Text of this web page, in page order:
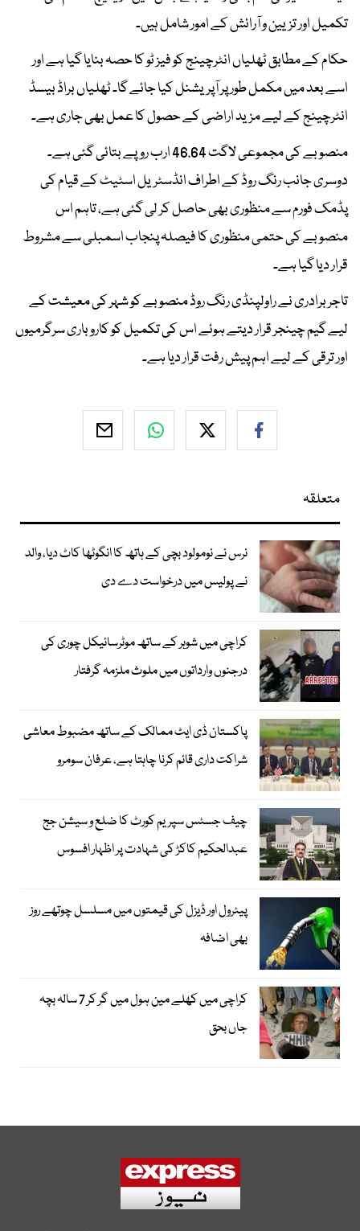
تکمیل اور تزیین و آرائش کے امور شامل ہیں۔
حکام کے مطابق ٹھلیاں انٹرچینج کو فیز ٹو کا حصہ بنایا گیا ہے اور
اسے بعد میں مکمل طور پر آپریشنل کیا جائے گا۔ ٹھلیاں براڈ بیسڈ
انٹرچینج کے لیے مزید اراضی کے حصول کا عمل بھی جاری ہے۔
منصوبے کی مجموعی لاگت 46.64 ارب روپے بتائی گئی ہے۔
دوسری جانب رنگ روڈ کے اطراف انڈسٹریل اسٹیٹ کے قیام کی
پڈمک فورم سے منظوری بھی حاصل کر لی گئی ہے، تاہم اس
منصوبے کی حتمی منظوری کا فیصلہ پنجاب اسمبلی سے مشروط
قرار دیا گیا ہے۔
تاجر برادری نے راولپنڈی رنگ روڈ منصوبے کو شہر کی معیشت کے
لیے گیم چینجر قرار دیتے ہوئے اس کی تکمیل کو کاروباری سرگرمیوں
اور ترقی کے لیے اہم پیش رفت قرار دیا ہے۔
متعلقہ
نرس نے نومولود بچی کے ہاتھ کا انگوٹھا کاٹ دیا، والد
نے پولیس میں درخواست دے دی
کراچی میں شوہر کے ساتھ موٹرسائیکل چوری کی
درجنوں وارداتوں میں ملوث ملزمہ گرفتار
پاکستان ڈی ایٹ ممالک کے ساتھ مضبوط معاشی
شراکت داری قائم کرنا چاہتا ہے، عرفان سومرو
چیف جسٹس سپریم کورٹ کا ضلع و سیشن جج
عبدالحکیم کاکڑ کی شہادت پر اظہار افسوس
پیٹرول اور ڈیزل کی قیمتوں میں مسلسل چوتھے روز
بھی اضافہ
کراچی میں کھلے مین ہول میں گر کر 7 سالہ بچہ
جاں بحق